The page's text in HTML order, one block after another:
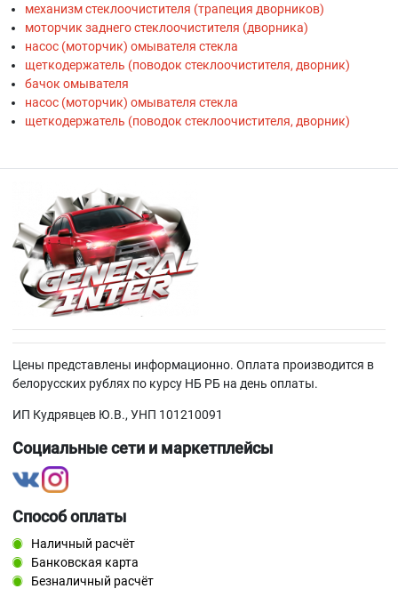
механизм стеклоочистителя (трапеция дворников)
моторчик заднего стеклоочистителя (дворника)
насос (моторчик) омывателя стекла
щеткодержатель (поводок стеклоочистителя, дворник)
бачок омывателя
насос (моторчик) омывателя стекла
щеткодержатель (поводок стеклоочистителя, дворник)
Цены представлены информационно. Оплата производится в
белорусских рублях по курсу НБ РБ на день оплаты.
ИП Кудрявцев Ю.В., УНП 101210091
Социальные сети и маркетплейсы
Способ оплаты
Наличный расчёт
Банковская карта
Безналичный расчёт